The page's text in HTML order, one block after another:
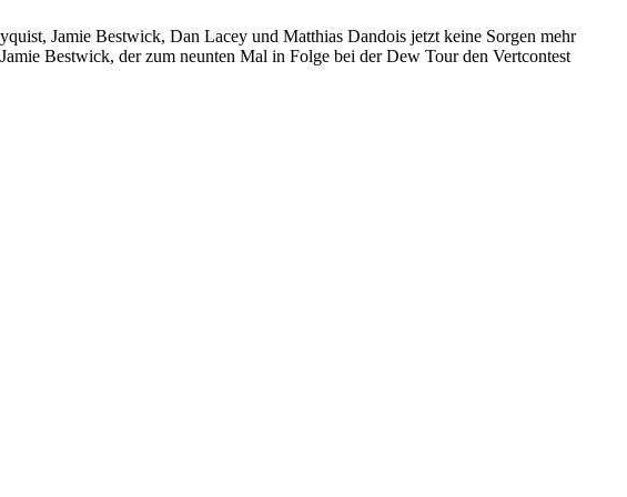
Jamie Bestwick, Dan Lacey und Matthias Dandois jetzt keine Sorgen mehr
Bestwick, der zum neunten Mal in Folge bei der Dew Tour den Vertcontest